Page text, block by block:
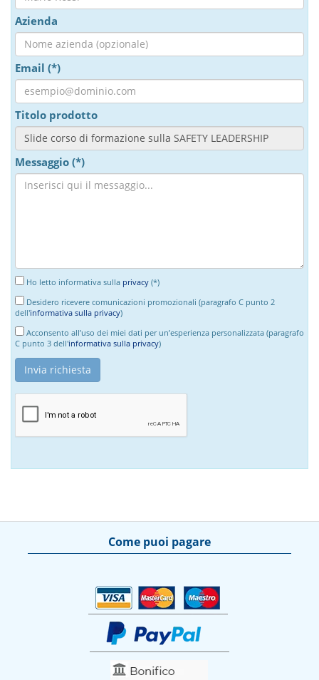
Azienda
Email (*)
Titolo prodotto
Messaggio (*)
Ho letto informativa sulla privacy (*)
Desidero ricevere comunicazioni promozionali (paragrafo C punto 2
dell'informativa sulla privacy)
Acconsento all’uso dei miei dati per un’esperienza personalizzata (paragrafo
C punto 3 dell'informativa sulla privacy)
Come puoi pagare